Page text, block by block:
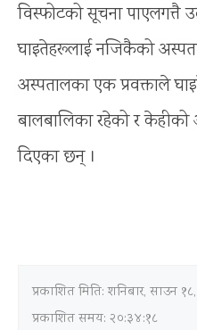
विस्फोटको सूचना पाएलगत्तै
घाइतेहरूलाई नजिकैको
अस्पतालका एक प्रवक्ताले
बालबालिका रहेको र केहीको
दिएका छन् ।
प्रकाशित मिति:शनिबार, साउन
प्रकाशित समय: २०:३४:१८